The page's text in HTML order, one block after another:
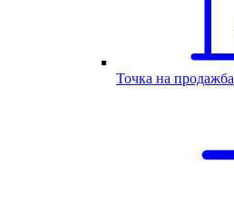
Точка на продажба